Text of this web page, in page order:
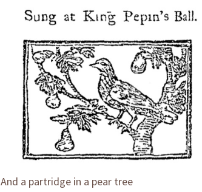
And a partridge in a pear tree